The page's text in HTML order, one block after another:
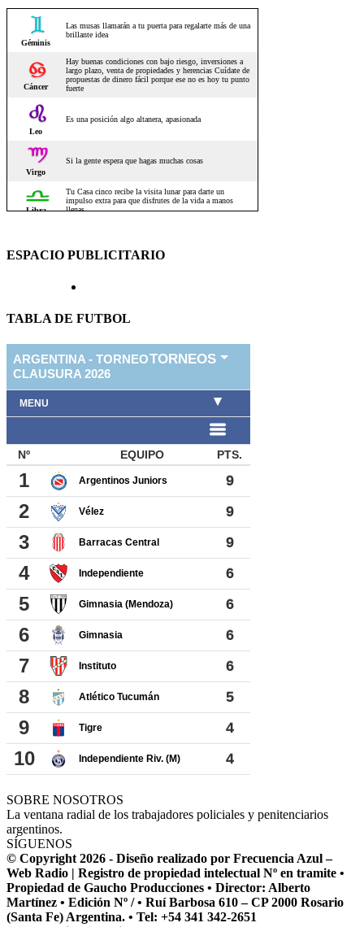
ESPACIO PUBLICITARIO
TABLA DE FUTBOL
SOBRE NOSOTROS
La ventana radial de los trabajadores policiales y penitenciarios
argentinos.
SÍGUENOS
© Copyright 2026 - Diseño realizado por Frecuencia Azul –
Web Radio | Registro de propiedad intelectual Nº en tramite •
Propiedad de Gaucho Producciones • Director: Alberto
Martínez • Edición Nº / • Ruí Barbosa 610 – CP 2000 Rosario
(Santa Fe) Argentina. • Tel: +54 341 342-2651